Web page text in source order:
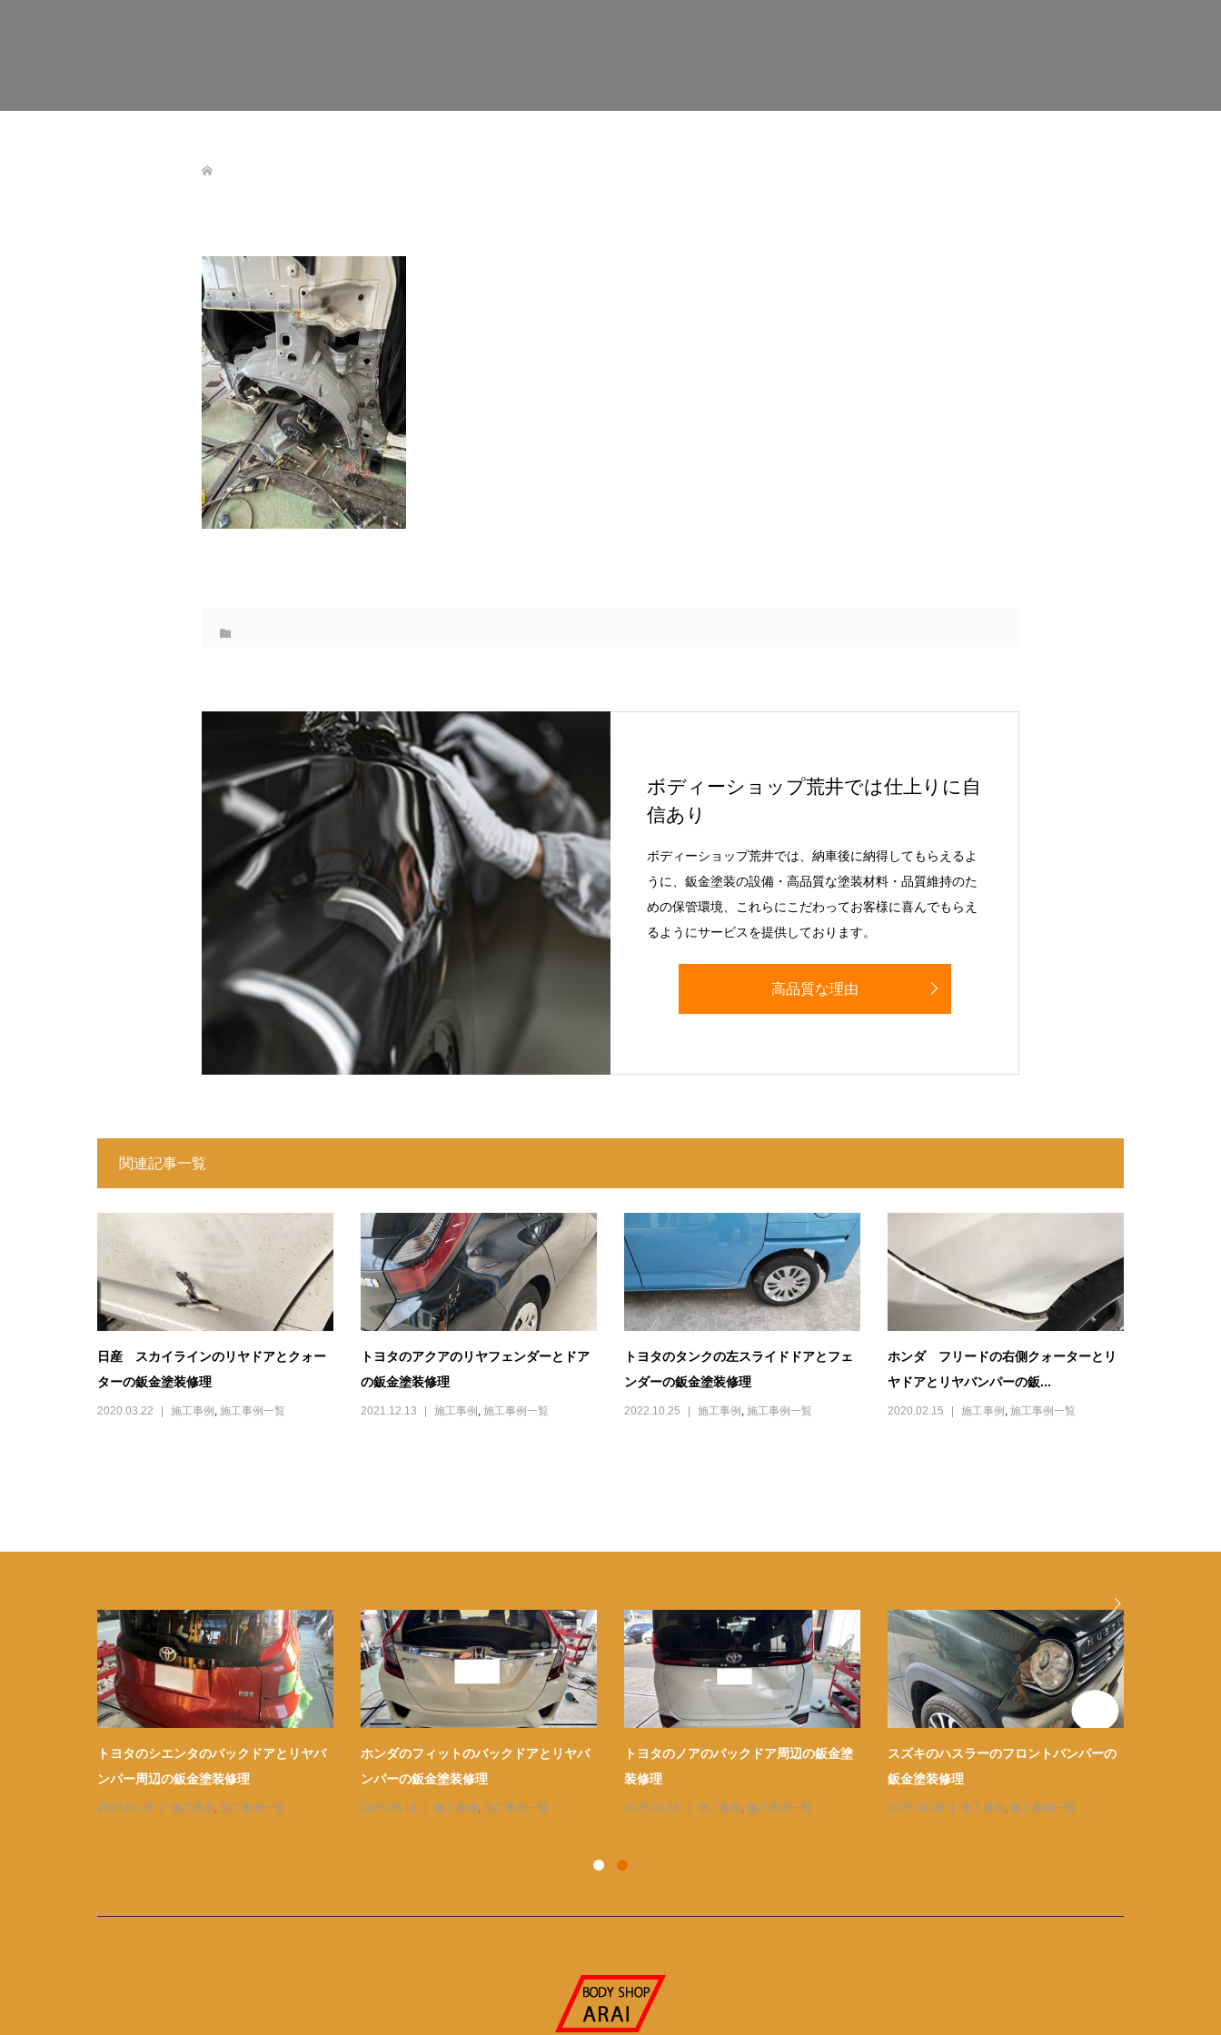
ボディーショップ荒井では仕上りに自
信あり
ボディーショップ荒井では、納車後に納得してもらえるよ
うに、鈑金塗装の設備・高品質な塗装材料・品質維持のた
めの保管環境、これらにこだわってお客様に喜んでもらえ
るようにサービスを提供しております。
高品質な理由
関連記事一覧
日産 スカイラインのリヤドアとクォー
ターの鈑金塗装修理
2020.03.22 施工事例 施工事例一覧
トヨタのアクアのリヤフェンダーとドア
の鈑金塗装修理
2021.12.13 施工事例 施工事例一覧
トヨタのタンクの左スライドドアとフェ
ンダーの鈑金塗装修理
2022.10.25 施工事例 施工事例一覧
ホンダ フリードの右側クォーターとリ
ヤドアとリヤバンパーの鈑...
2020.02.15 施工事例 施工事例一覧
トヨタのシエンタのバックドアとリヤバ
ンパー周辺の鈑金塗装修理
2026.01.29 施工事例 , 施工事例一覧
ホンダのフィットのバックドアとリヤバ
ンパーの鈑金塗装修理
2025.05.14 施工事例 , 施工事例一覧
トヨタのノアのバックドア周辺の鈑金塗
装修理
2025.04.16 施工事例 , 施工事例一覧
スズキのハスラーのフロントバンパーの
鈑金塗装修理
2025.04.09 施工事例 , 施工事例一覧